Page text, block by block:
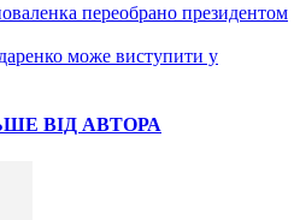
переобрано президентом
може виступити у
ВІД АВТОРА